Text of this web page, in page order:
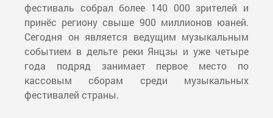
фестиваль собрал более 140 000 зрителей и
принёс региону свыше 900 миллионов юаней.
Сегодня он является ведущим музыкальным
событием в дельте реки Янцзы и уже четыре
года подряд занимает первое место по
кассовым сборам среди музыкальных
фестивалей страны.